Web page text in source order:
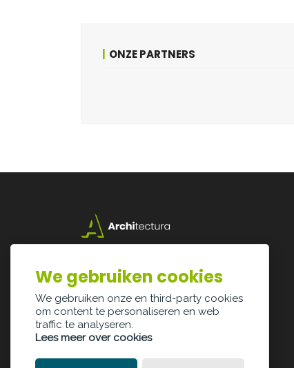
ONZE PARTNERS
3500 Hasselt
info@architectura.be
We gebruiken cookies
We gebruiken onze en third-party cookies
om content te personaliseren en web
traffic te analyseren.
Lees meer over cookies